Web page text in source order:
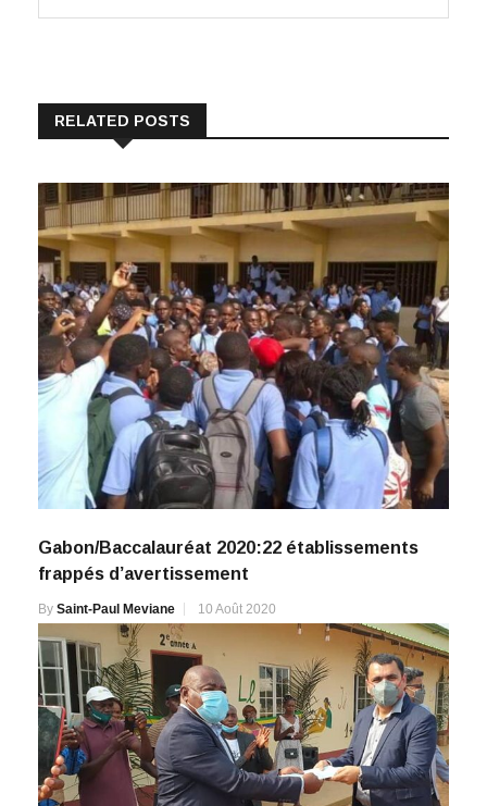
RELATED POSTS
Gabon/Baccalauréat 2020:22 établissements
frappés d’avertissement
By Saint-Paul Meviane 10 Août 2020